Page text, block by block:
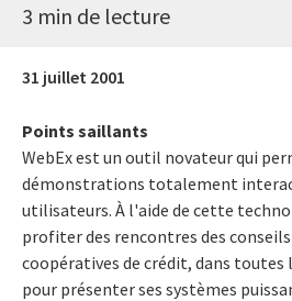
3 min de lecture
31 juillet 2001
Points saillants
WebEx est un outil novateur qui
démonstrations totalement
utilisateurs. À l'aide de cette
profiter des rencontres des
coopératives de crédit, dans toutes
pour présenter ses systèmes